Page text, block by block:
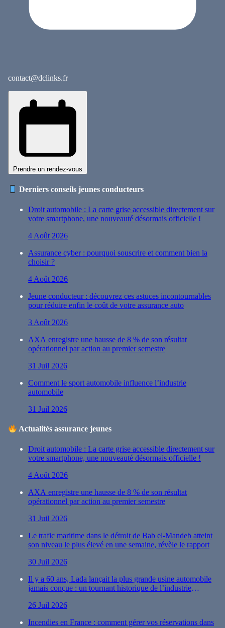
contact@dclinks.fr
Prendre un rendez-vous
Derniers conseils jeunes conducteurs
Droit automobile : La carte grise accessible directement sur
votre smartphone, une nouveauté désormais officielle !
4 Août 2026
Assurance cyber : pourquoi souscrire et comment bien la
choisir ?
4 Août 2026
Jeune conducteur : découvrez ces astuces incontournables
pour réduire enfin le coût de votre assurance auto
3 Août 2026
AXA enregistre une hausse de 8 % de son résultat
opérationnel par action au premier semestre
31 Juil 2026
Comment le sport automobile influence l’industrie
automobile
31 Juil 2026
Actualités assurance jeunes
Droit automobile : La carte grise accessible directement sur
votre smartphone, une nouveauté désormais officielle !
4 Août 2026
AXA enregistre une hausse de 8 % de son résultat
opérationnel par action au premier semestre
31 Juil 2026
Le trafic maritime dans le détroit de Bab el-Mandeb atteint
son niveau le plus élevé en une semaine, révèle le rapport
30 Juil 2026
Il y a 60 ans, Lada lançait la plus grande usine automobile
jamais conçue : un tournant historique de l’industrie
26 Juil 2026
Incendies en France : comment gérer vos réservations dans